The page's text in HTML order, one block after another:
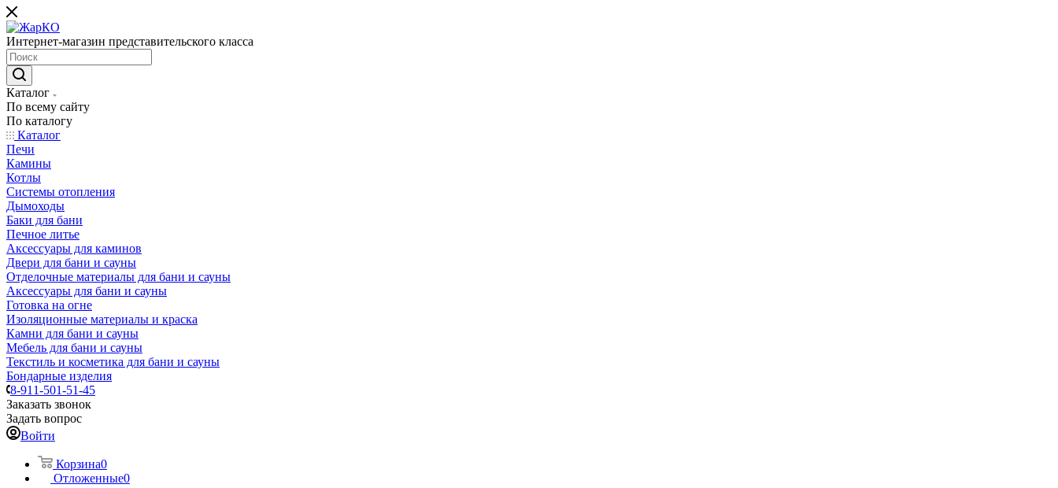
Интернет-магазин представительского класса
Каталог
По всему сайту
По каталогу
Каталог
Печи
Камины
Котлы
Системы отопления
Дымоходы
Баки для бани
Печное литье
Аксессуары для каминов
Двери для бани и сауны
Отделочные материалы для бани и сауны
Аксессуары для бани и сауны
Готовка на огне
Изоляционные материалы и краска
Камни для бани и сауны
Мебель для бани и сауны
Текстиль и косметика для бани и сауны
Бондарные изделия
8-911-501-51-45
Заказать звонок
Задать вопрос
Войти
Корзина0
Отложенные0